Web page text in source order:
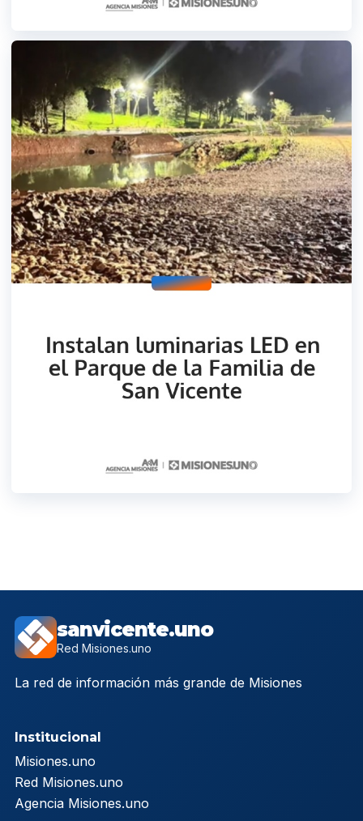
sanvicente.uno
Red Misiones.uno
La red de información más grande de Misiones
Institucional
Misiones.uno
Red Misiones.uno
Agencia Misiones.uno